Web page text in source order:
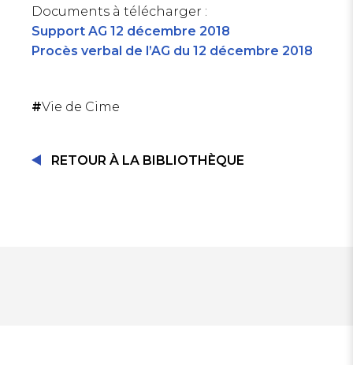
Documents à télécharger :
Support AG 12 décembre 2018
Procès verbal de l’AG du 12 décembre 2018
#Vie de Cime
RETOUR À LA BIBLIOTHÈQUE